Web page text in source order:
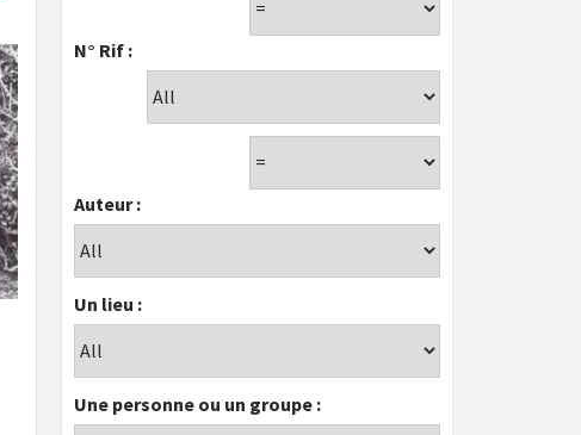
N° Rif :
Auteur :
Un lieu :
Une personne ou un groupe :